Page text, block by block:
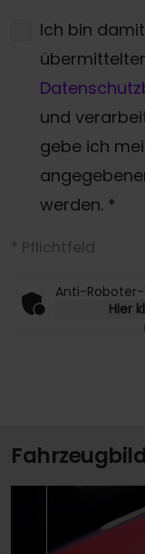
Ich bin
und
gebe ich
werden. *
* Pflichtfeld
Anti-
Hier